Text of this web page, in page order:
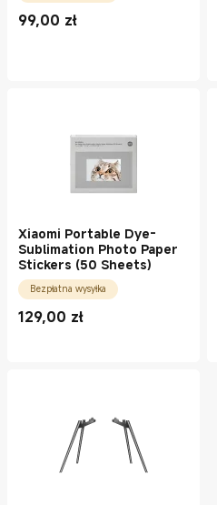
99,00 zł
Current Price zł99.00
Xiaomi Portable Dye-
Sublimation Photo Paper
Stickers (50 Sheets)
Bezpłatna wysyłka
129,00 zł
Current Price zł129.00